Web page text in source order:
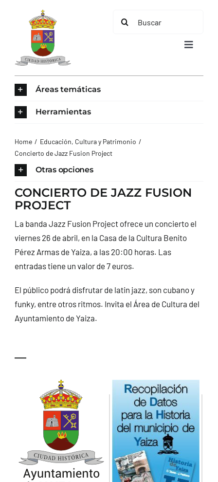
contenido
Buscar:
Toggle
INICIO
EL MUNICIPIO
AYUNTAMIENTO
TURISMO
CONTACTO
Áreas temáticas
Herramientas
Home
Educación, Cultura y Patrimonio
Concierto de Jazz Fusion Project
Otras opciones
CONCIERTO DE JAZZ FUSION
PROJECT
La banda Jazz Fusion Project ofrece un concierto el
viernes 26 de abril, en la Casa de la Cultura Benito
Pérez Armas de Yaiza, a las 20:00 horas. Las
entradas tiene un valor de 7 euros.
El público podrá disfrutar de latin jazz, son cubano y
funky, entre otros ritmos. Invita el Área de Cultura del
Ayuntamiento de Yaiza.
—